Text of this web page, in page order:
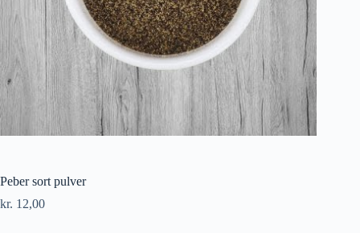
Peber sort pulver
kr. 12,00